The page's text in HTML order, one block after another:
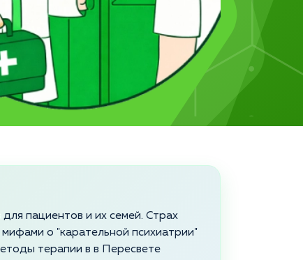
пациентов и их семей. Страх
о "карательной психиатрии"
терапии в в Пересвете